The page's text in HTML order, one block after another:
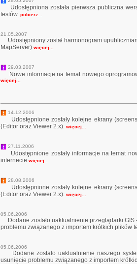
Udostępniona została pierwsza publiczna
testów. pobierz...
21.05.2007
Udostępniony został harmonogram
MapServer) więcej...
29.03.2007
Nowe informacje na temat nowego
więcej...
14.12.2006
Udostępnione zostały kolejne ekrany
(Editor oraz Viewer 2.x). więcej...
27.11.2006
Udostępnione zostały informacje na temat
internecie więcej...
28.08.2006
Udostępnione zostały kolejne ekrany
(Editor oraz Viewer 2.x). więcej...
05.06.2006
Dodane zostało uaktualnienie przeglądarki GIS
problemu związanego z importem krótkich plików
05.06.2006
Dodane zostało uaktualnienie naszego
usunięcie problemu związanego z importem